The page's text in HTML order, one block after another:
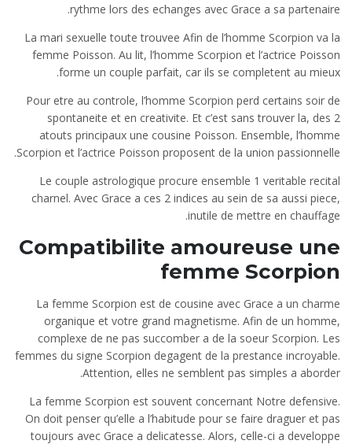
rythme lors des echanges avec Grace a sa partenaire.
La mari sexuelle toute trouvee Afin de l’homme Scorpion va la
femme Poisson. Au lit, l’homme Scorpion et l’actrice Poisson
forme un couple parfait, car ils se completent au mieux.
Pour etre au controle, l’homme Scorpion perd certains soir de
spontaneite et en creativite. Et c’est sans trouver la, des 2
atouts principaux une cousine Poisson. Ensemble, l’homme
Scorpion et l’actrice Poisson proposent de la union passionnelle.
Le couple astrologique procure ensemble 1 veritable recital
charnel. Avec Grace a ces 2 indices au sein de sa aussi piece,
inutile de mettre en chauffage.
Compatibilite amoureuse une
femme Scorpion
La femme Scorpion est de cousine avec Grace a un charme
organique et votre grand magnetisme. Afin de un homme,
complexe de ne pas succomber a de la soeur Scorpion. Les
femmes du signe Scorpion degagent de la prestance incroyable.
Attention, elles ne semblent pas simples a aborder.
La femme Scorpion est souvent concernant Notre defensive.
On doit penser qu’elle a l’habitude pour se faire draguer et pas
toujours avec Grace a delicatesse. Alors, celle-ci a developpe